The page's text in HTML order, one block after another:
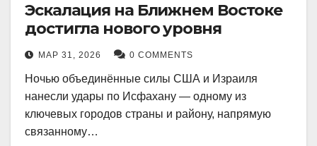
Эскалация на Ближнем Востоке
достигла нового уровня
МАР 31, 2026 0 COMMENTS
Ночью объединённые силы США и Израиля
нанесли удары по Исфахану — одному из
ключевых городов страны и району, напрямую
связанному…